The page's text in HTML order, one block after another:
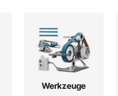
Werkzeuge